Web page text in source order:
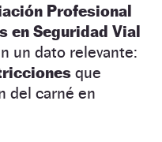
Profesional
en Seguridad Vial
un dato relevante:
que
del carné en